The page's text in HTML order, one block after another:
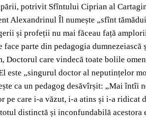
potrivit Sfîntului Ciprian al
Alexandrinul Îl numește „sfînt
și profeții nu mai făceau față
face parte din pedagogia
Doctorul care vindecă toate bolile
este „singurul doctor al neputințelor
ca un pedagog desăvîrșit: „Mai
pe care i-a văzut, i-a atins și i-a ridicat
distinctă și inconfundabilă